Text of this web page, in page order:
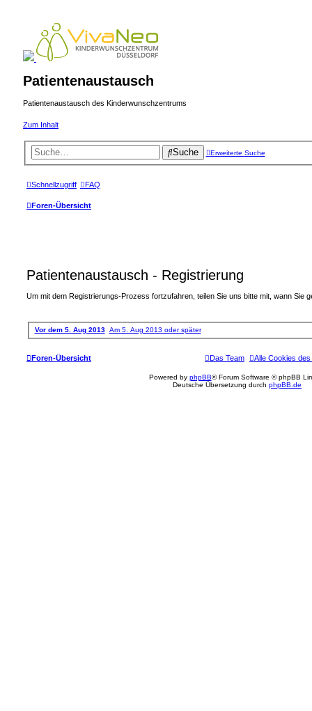
Patientenaustausch
Patientenaustausch des Kinderwunschzentrums
Zum Inhalt
Suche Erweiterte Suche
Schnellzugriff FAQ
Foren-Übersicht
Patientenaustausch - Registrierung
Um mit dem Registrierungs-Prozess fortzufahren, teilen Sie uns bitte mit, wann Sie
Vor dem 5. Aug 2013 Am 5. Aug 2013 oder später
Foren-Übersicht Alle Cookies
Das Team
Powered by phpBB® Forum Software © phpBB
Deutsche Übersetzung durch phpBB.de